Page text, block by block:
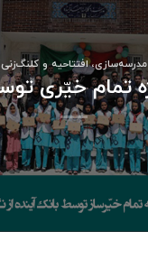
مدرسه‌سازی، افتتاحیه و کلنگ‌زنی